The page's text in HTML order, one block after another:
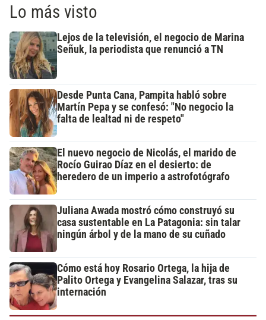
Lo más visto
Lejos de la televisión, el negocio de Marina
Señuk, la periodista que renunció a TN
Desde Punta Cana, Pampita habló sobre
Martín Pepa y se confesó: "No negocio la
falta de lealtad ni de respeto"
El nuevo negocio de Nicolás, el marido de
Rocío Guirao Díaz en el desierto: de
heredero de un imperio a astrofotógrafo
Juliana Awada mostró cómo construyó su
casa sustentable en La Patagonia: sin talar
ningún árbol y de la mano de su cuñado
Cómo está hoy Rosario Ortega, la hija de
Palito Ortega y Evangelina Salazar, tras su
internación